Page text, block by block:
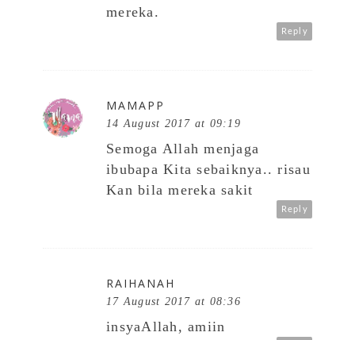
mereka.
Reply
MAMAPP
14 August 2017 at 09:19
Semoga Allah menjaga
ibubapa Kita sebaiknya.. risau
Kan bila mereka sakit
Reply
RAIHANAH
17 August 2017 at 08:36
insyaAllah, amiin